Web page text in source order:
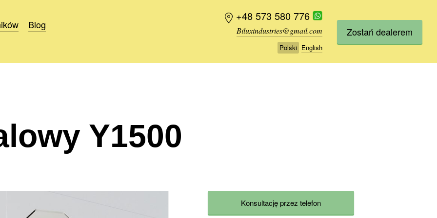
Blog
+48 573 580 776
Biluxindustries@gmail.com
Polski English
Blog
+48 573 580 776
Biluxindustries@gmail.com
Polski English
Zostań dealerem
Y1500
Konsultację przez telefon